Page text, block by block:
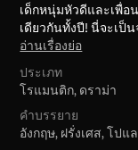
เด็กหนุ่มหัวดีและเพื่อ
เดียวกันทั้งปี! นี่จะเป็
อ่านเรื่องย่อ
ประเภท
โรแมนติก, ดราม่า
คำบรรยาย
อังกฤษ, ฝรั่งเศส, โปแ